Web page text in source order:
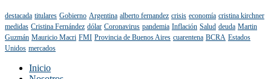
destacada titulares Gobierno Argentina alberto fernandez crisis economía cristina kirchner
medidas Cristina Fernández dólar Coronavirus pandemia Inflación Salud deuda Martin
Guzmán Mauricio Macri FMI Provincia de Buenos Aires cuarentena BCRA Estados
Unidos mercados
Inicio